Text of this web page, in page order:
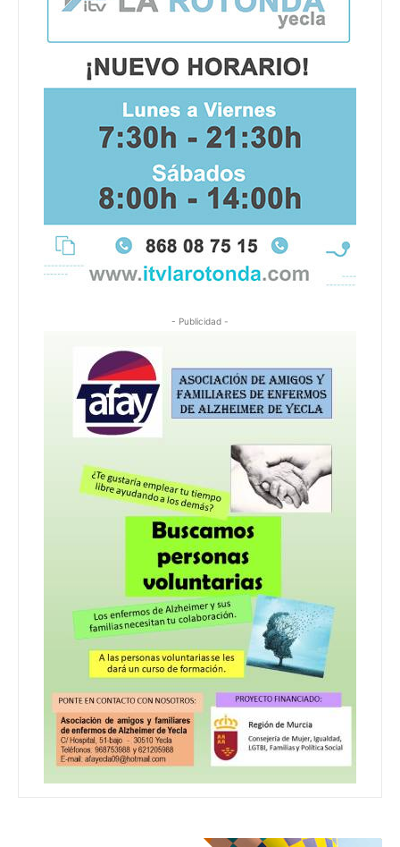
- Publicidad -